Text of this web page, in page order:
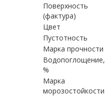
Поверхность
(фактура)
Цвет
Пустотность
Марка прочности
Водопоглощение,
%
Марка
морозостойкости